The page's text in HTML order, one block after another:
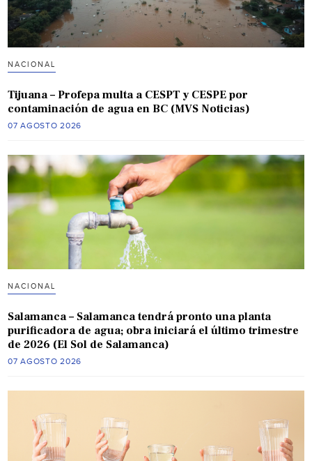
NACIONAL
Tijuana – Profepa multa a CESPT y CESPE por
contaminación de agua en BC (MVS Noticias)
07 AGOSTO 2026
NACIONAL
Salamanca – Salamanca tendrá pronto una planta
purificadora de agua; obra iniciará el último trimestre
de 2026 (El Sol de Salamanca)
07 AGOSTO 2026